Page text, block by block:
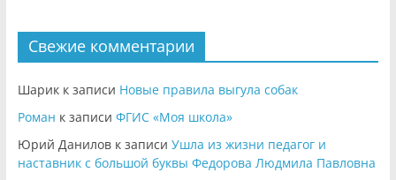
Свежие комментарии
Шарикк записи Новые правила выгула собак
Роман к записи ФГИС «Моя школа»
Юрий Даниловк записи Ушла из жизни педагог и
наставник с большой буквы Федорова Людмила Павловна